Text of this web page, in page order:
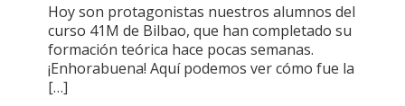
Hoy son protagonistas nuestros alumnos del
curso 41M de Bilbao, que han completado su
formación teórica hace pocas semanas.
¡Enhorabuena! Aquí podemos ver cómo fue la
[…]